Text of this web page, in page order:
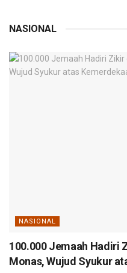
NASIONAL
NASIONAL
100.000 Jemaah Hadiri
Monas, Wujud Syukur